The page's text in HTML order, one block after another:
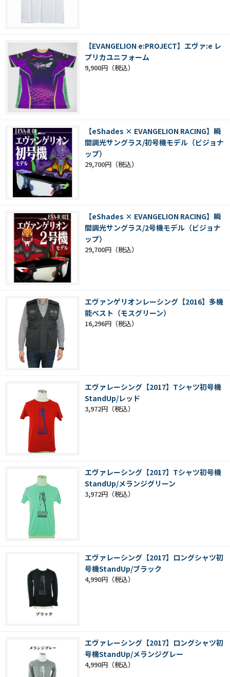
【EVANGELION e:PROJECT】エヴァ:e レ
プリカユニフォーム
9,900円
【eShades × EVANGELION RACING】瞬
間調光サングラス/初号機モデル（ビジョナ
ップ）
29,700円
【eShades × EVANGELION RACING】瞬
間調光サングラス/2号機モデル（ビジョナ
ップ）
29,700円
エヴァンゲリオンレーシング【2016】多機
能ベスト（モスグリーン）
16,296円
エヴァレーシング【2017】Tシャツ初号機
StandUp/レッド
3,972円
エヴァレーシング【2017】Tシャツ初号機
StandUp/メランジグリーン
3,972円
エヴァレーシング【2017】ロングシャツ初
号機StandUp/ブラック
4,990円
エヴァレーシング【2017】ロングシャツ初
号機StandUp/メランジグレー
4,990円